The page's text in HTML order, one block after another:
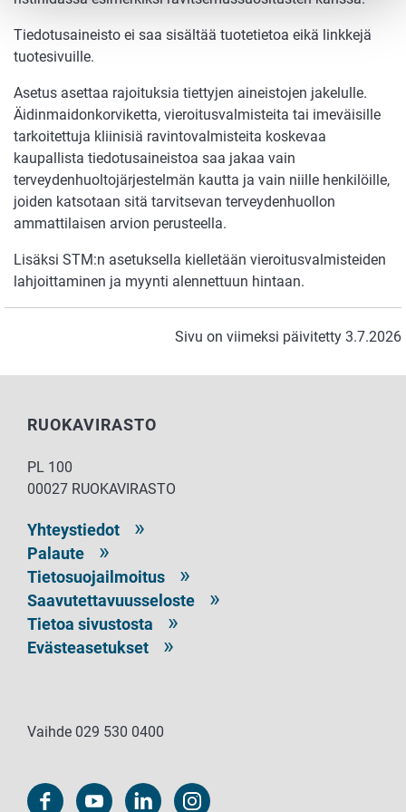
Tiedotusaineisto ei saa sisältää tuotetietoa eikä linkkejä
tuotesivuille.
Asetus asettaa rajoituksia tiettyjen aineistojen jakelulle.
Äidinmaidonkorviketta, vieroitusvalmisteita tai imeväisille
tarkoitettuja kliinisiä ravintovalmisteita koskevaa
kaupallista tiedotusaineistoa saa jakaa vain
terveydenhuoltojärjestelmän kautta ja vain niille henkilöille,
joiden katsotaan sitä tarvitsevan terveydenhuollon
ammattilaisen arvion perusteella.
Lisäksi STM:n asetuksella kielletään vieroitusvalmisteiden
lahjoittaminen ja myynti alennettuun hintaan.
Sivu on viimeksi päivitetty 3.7.2026
RUOKAVIRASTO
PL 100
00027 RUOKAVIRASTO
Yhteystiedot
Palaute
Tietosuojailmoitus
Saavutettavuusseloste
Tietoa sivustosta
Evästeasetukset
Vaihde 029 530 0400